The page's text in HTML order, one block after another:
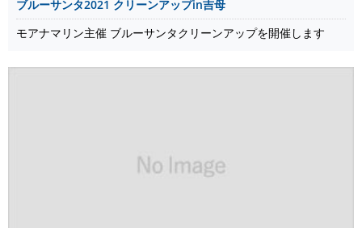
ブルーサンタ2021 クリーンアップin吉母
モアナマリン主催 ブルーサンタクリーンアップを開催します